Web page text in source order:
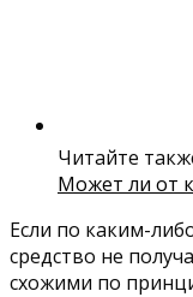
Читайте
Может ли от
Если по каким-
средство не
схожими по